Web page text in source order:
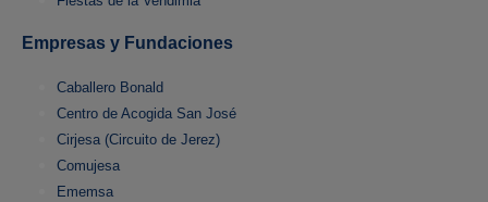
Empresas y Fundaciones
Caballero Bonald
Centro de Acogida San José
Cirjesa (Circuito de Jerez)
Comujesa
Ememsa